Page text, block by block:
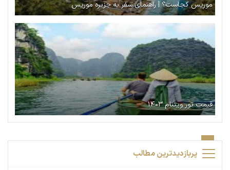
موریس کجاست؟ | راهنمای سفر به جزیره موریس
قیمت تور ویتنام ۱۴۰۳
پربازدیدترین مطالب